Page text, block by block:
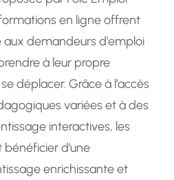
en ligne offrent
demandeurs d’emploi
à leur propre
déplacer. Grâce à l’accès
variées et à des
interactives, les
d’une
enrichissante et